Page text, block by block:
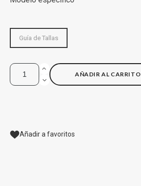
Guía de Tallas
AÑADIR AL CARRITO
Añadir a favoritos